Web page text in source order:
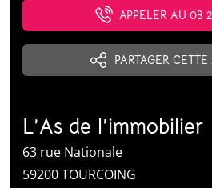
APPELER AU 03
PARTAGER
L’As de l’immobilier
63 rue Nationale
59200 TOURCOING